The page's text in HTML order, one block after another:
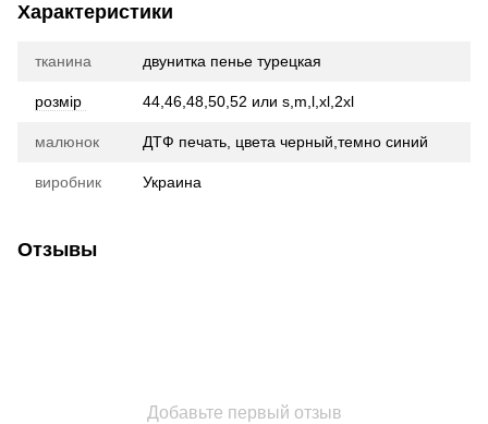
Характеристики
тканина двунитка пенье турецкая
розмір 44,46,48,50,52 или s,m,l,xl,2xl
малюнок ДТФ печать, цвета черный,темно синий
виробник Украина
Отзывы
Добавьте первый отзыв